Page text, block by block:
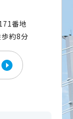
番地
約8分